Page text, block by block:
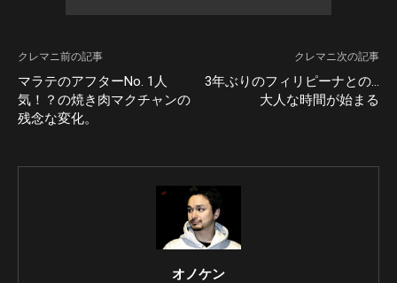
クレマニ前の記事
マラテのアフターNo. 1人
気！？の焼き肉マクチャンの
残念な変化。
クレマニ次の記事
3年ぶりのフィリピーナとの…
大人な時間が始まる
オノケン